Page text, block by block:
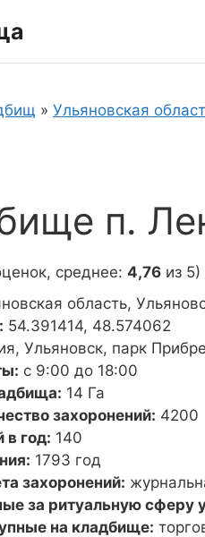
» Ульяновская
п.
среднее: 4,76 из 5)
область,
54.391414, 48.574062
Ульяновск, парк
с 9:00 до 18:00
14 Га
захоронений: 4200
в год: 140
1793 год
захоронений:
за ритуальную сферу
на кладбище: